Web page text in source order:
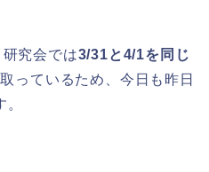
究会では3/31と4/1を同じ
って いるため、今日も昨日